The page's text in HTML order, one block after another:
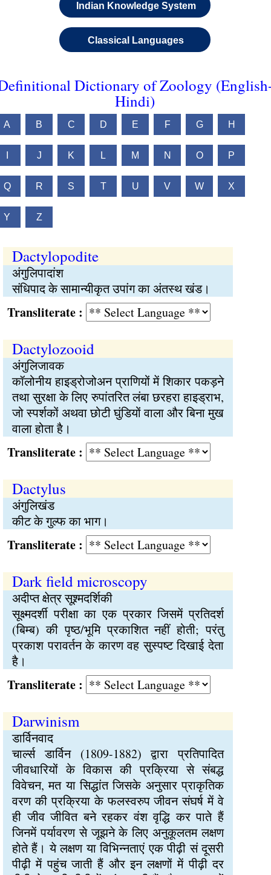
Indian Knowledge System
Classical Languages
Dictionary of Zoology
Hindi)
A B C D E F G H
J K L M N O P
Q R S T U V W X
Y Z
Dactylopodite
अंगुलिपादांश
संधिपाद के सामान्यीकृत उपांग का अंतस्थ खंड।
:
Dactylozooid
अंगुलिजावक
कॉलोनीय हाइड्रोजोअन प्राणियों में शिकार पकड़ने
तथा सुरक्षा के लिए रुपांतरित लंबा छरहरा हाइड्राभ,
जो स्पर्शकों अथवा छोटी घुंडियों वाला और बिना मुख
वाला होता है।
:
Dactylus
अंगुलिखंड
कीट के गुल्फ का भाग।
:
Dark field microscopy
अदीप्त क्षेत्र सूश्र्मदर्शिकी
सूक्ष्मदर्शी परीक्षा का एक प्रकार जिसमें प्रतिदर्श
(बिम्ब) की पृष्ठ/भूमि प्रकाशित नहीं होती; परंतु
प्रकाश परावर्तन के कारण वह सुस्पष्ट दिखाई देता
है।
:
Darwinism
डार्विनवाद
चार्ल्स डार्विन (1809-1882) द्वारा प्रतिपादित
जीवधारियों के विकास की प्रक्रिया से संबद्ध
विवेचन, मत या सिद्धांत जिसके अनुसार प्राकृतिक
वरण की प्रक्रिया के फलस्वरुप जीवन संघर्ष में वे
ही जीव जीवित बने रहकर वंश वृद्धि कर पाते हैं
जिनमें पर्यावरण से जूझने के लिए अनुकूलतम लक्षण
होते हैं। ये लक्षण या विभिन्नताएं एक पीढ़ी सं दूसरी
पीढ़ी में पहुंच जाती हैं और इन लक्षणों में पीढ़ी दर